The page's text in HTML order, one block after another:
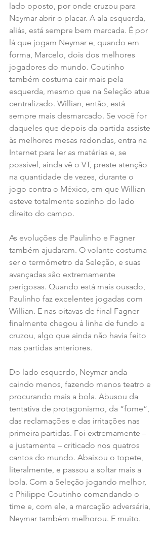
lado oposto, por onde cruzou para
Neymar abrir o placar. A ala esquerda,
aliás, está sempre bem marcada. É por
lá que jogam Neymar e, quando em
forma, Marcelo, dois dos melhores
jogadores do mundo. Coutinho
também costuma cair mais pela
esquerda, mesmo que na Seleção atue
centralizado. Willian, então, está
sempre mais desmarcado. Se você for
daqueles que depois da partida assiste
às melhores mesas redondas, entra na
Internet para ler as matérias e, se
possível, ainda vê o VT, preste atenção
na quantidade de vezes, durante o
jogo contra o México, em que Willian
esteve totalmente sozinho do lado
direito do campo.
As evoluções de Paulinho e Fagner
também ajudaram. O volante costuma
ser o termômetro da Seleção, e suas
avançadas são extremamente
perigosas. Quando está mais ousado,
Paulinho faz excelentes jogadas com
Willian. E nas oitavas de final Fagner
finalmente chegou à linha de fundo e
cruzou, algo que ainda não havia feito
nas partidas anteriores.
Do lado esquerdo, Neymar anda
caindo menos, fazendo menos teatro e
procurando mais a bola. Abusou da
tentativa de protagonismo, da “fome”,
das reclamações e das irritações nas
primeira partidas. Foi extremamente –
e justamente – criticado nos quatros
cantos do mundo. Abaixou o topete,
literalmente, e passou a soltar mais a
bola. Com a Seleção jogando melhor,
e Philippe Coutinho comandando o
time e, com ele, a marcação adversária,
Neymar também melhorou. E muito.